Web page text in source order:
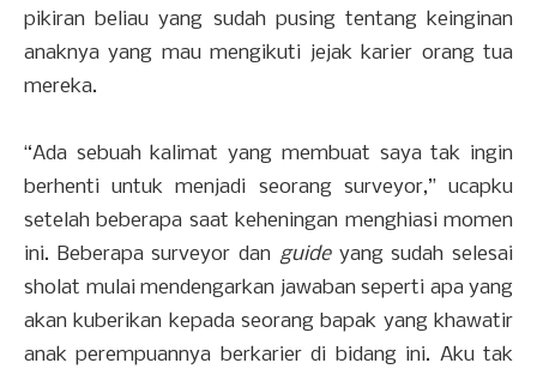
pikiran beliau yang sudah pusing tentang keinginan
anaknya yang mau mengikuti jejak karier orang tua
mereka.
“Ada sebuah kalimat yang membuat saya tak ingin
berhenti untuk menjadi seorang surveyor,” ucapku
setelah beberapa saat keheningan menghiasi momen
ini. Beberapa surveyor dan guide yang sudah selesai
sholat mulai mendengarkan jawaban seperti apa yang
akan kuberikan kepada seorang bapak yang khawatir
anak perempuannya berkarier di bidang ini. Aku tak